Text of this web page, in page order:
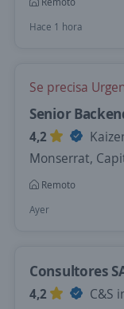
Hace 1 hora
Se precisa
Senior
4,2
Monserrat,
Remoto
Ayer
Consultores
4,2
C&S